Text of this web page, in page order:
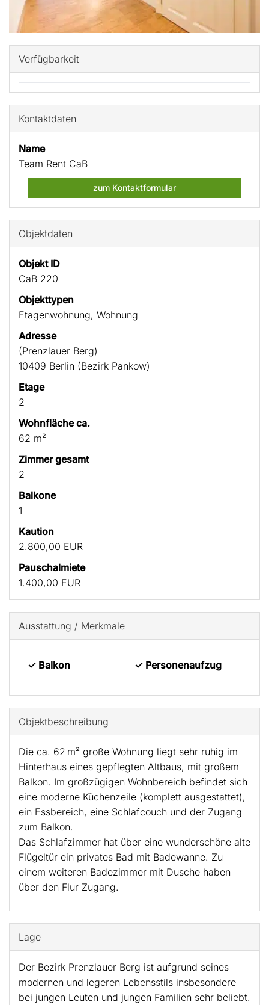
Verfügbarkeit
Kontaktdaten
Name
Team Rent CaB
zum Kontaktformular
Objektdaten
Objekt ID
CaB 220
Objekttypen
Etagenwohnung, Wohnung
Adresse
(Prenzlauer Berg)
10409 Berlin (Bezirk Pankow)
Etage
2
Wohnfläche ca.
62 m²
Zimmer gesamt
2
Balkone
1
Kaution
2.800,00 EUR
Pauschalmiete
1.400,00 EUR
Ausstattung / Merkmale
✓ Balkon ✓ Personenaufzug
Objekt­beschreibung
Die ca. 62 m² große Wohnung liegt sehr ruhig im
Hinterhaus eines gepflegten Altbaus, mit großem
Balkon. Im großzügigen Wohnbereich befindet sich
eine moderne Küchenzeile (komplett ausgestattet),
ein Essbereich, eine Schlafcouch und der Zugang
zum Balkon.
Das Schlafzimmer hat über eine wunderschöne alte
Flügeltür ein privates Bad mit Badewanne. Zu
einem weiteren Badezimmer mit Dusche haben
über den Flur Zugang.
Lage
Der Bezirk Prenzlauer Berg ist aufgrund seines
modernen und legeren Lebensstils insbesondere
bei jungen Leuten und jungen Familien sehr beliebt.